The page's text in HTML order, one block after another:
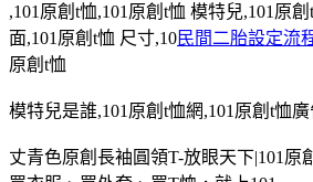
,101原創t恤,101原創t恤 模特兒,101原
面,101原創t恤 尺寸,10民間二胎設定流
原創t恤
模特兒是誰,101原創t恤網,101原創t恤
丈青色原創長袖圓領T-放眼天下|101原